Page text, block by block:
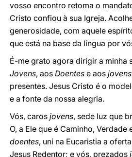
vosso encontro retoma o
Cristo confiou à sua Igreja.
generosidade, com aquele
que está na base da língua por
É-me grato agora dirigir a minha
Jovens, aos Doentes e aos
presentes. Jesus Cristo é o
e a fonte da nossa alegria.
Vós, caros jovens, sede luz que
O, a Ele que é Caminho,
doentes, uni na Eucaristia a
Jesus Redentor; e vós, prezados